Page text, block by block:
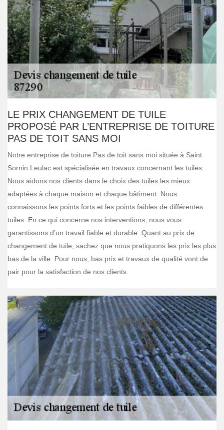
LE PRIX CHANGEMENT DE TUILE
PROPOSÉ PAR L’ENTREPRISE DE TOITURE
PAS DE TOIT SANS MOI
Notre entreprise de toiture Pas de toit sans moi située à Saint
Sornin Leulac est spécialisée en travaux concernant les tuiles.
Nous aidons nos clients dans le choix des tuiles les mieux
adaptées à chaque maison et chaque bâtiment. Nous
connaissons les points forts et les points faibles de différentes
tuiles. En ce qui concerne nos interventions, nous vous
garantissons d’un travail fiable et durable. Quant au prix de
changement de tuile, sachez que nous pratiquons les prix les plus
bas de la ville. Pour nous, bas prix et travaux de qualité vont de
pair pour la satisfaction de nos clients.